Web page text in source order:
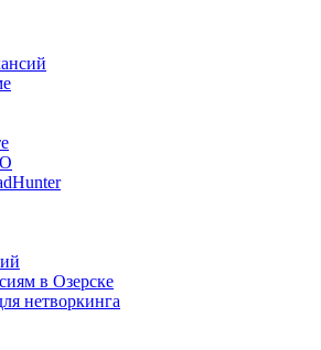
в Озерске
нетворкинга